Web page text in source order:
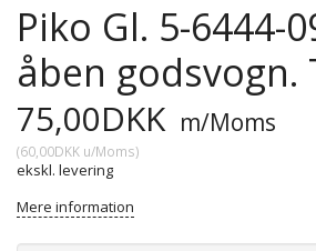
Piko Gl. 5-6444-
åben godsvogn.
75,00DKK m/Moms
(60,00DKK u/Moms)
ekskl. levering
Mere information